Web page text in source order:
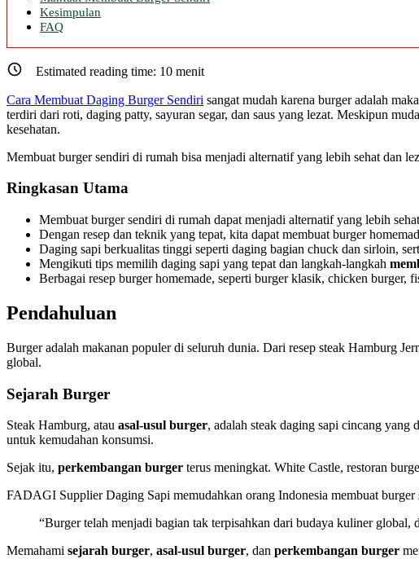
Kesimpulan
FAQ
Estimated reading time: 10 menit
Cara Membuat Daging Burger Sendiri sangat mudah karena burger adalah
terdiri dari roti, daging patty, sayuran segar, dan saus yang lezat. Meskipun
kesehatan.
Membuat burger sendiri di rumah bisa menjadi alternatif yang lebih sehat dan
Ringkasan Utama
Membuat burger sendiri di rumah dapat menjadi alternatif yang lebih
Dengan resep dan teknik yang tepat, kita dapat membuat burger
Daging sapi berkualitas tinggi seperti daging bagian chuck dan sirloin,
Mengikuti tips memilih daging sapi yang tepat dan langkah-langkah
Berbagai resep burger homemade, seperti burger klasik, chicken burger,
Pendahuluan
Burger adalah makanan populer di seluruh dunia. Dari resep steak Hamburg
global.
Sejarah Burger
Steak Hamburg, atau asal-usul burger, adalah steak daging sapi cincang
untuk kemudahan konsumsi.
Sejak itu, perkembangan burger terus meningkat. White Castle, restoran
FADAGI Supplier Daging Sapi memudahkan orang Indonesia membuat
“Burger telah menjadi bagian tak terpisahkan dari budaya kuliner global,
Memahami sejarah burger, asal-usul burger, dan perkembangan burger